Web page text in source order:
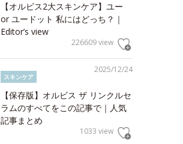
【オルビス2大スキンケア】ユー
or ユードット 私にはどっち？｜
Editor’s view
226609 view
2025/12/24
スキンケア
【保存版】オルビス ザ リンクルセ
ラムのすべてをこの記事で｜人気
記事まとめ
1033 view